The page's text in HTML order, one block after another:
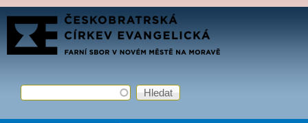
Přejít k hlavnímu obsahu
FARNÍ
SBOR
Vyhledávání
Hledat